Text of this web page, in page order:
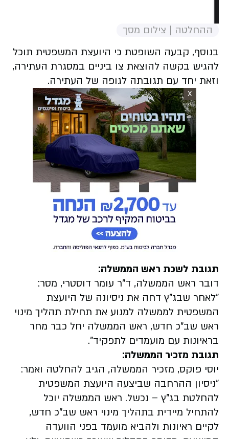
ההחלטה | צילום מסך
בנוסף, קבעה השופטת כי היועצת המשפטית תוכל
להגיש בקשה להוצאת צו ביניים במסגרת העתירה,
וזאת יחד עם תגובתה לגופה של העתירה.
X
תגובת לשכת ראש הממשלה:
דובר ראש הממשלה, ד"ר עומר דוסטרי, מסר:
"לאחר שבג"ץ דחה את ניסיונה של היועצת
המשפטית לממשלה למנוע את תחילת תהליך מינוי
ראש שב"כ חדש, ראש הממשלה יחל כבר מחר
בראיונות עם מועמדים לתפקיד".
תגובת מזכיר הממשלה:
יוסי פוקס, מזכיר הממשלה, הגיב להחלטה ואמר:
"ניסיון ההרחבה שביצעה היועצת המשפטית
להחלטת בג"ץ – נכשל. ראש הממשלה יוכל
להתחיל מיידית בתהליך מינוי ראש שב"כ חדש,
לקיים ראיונות ולהביא מועמד בפני הוועדה